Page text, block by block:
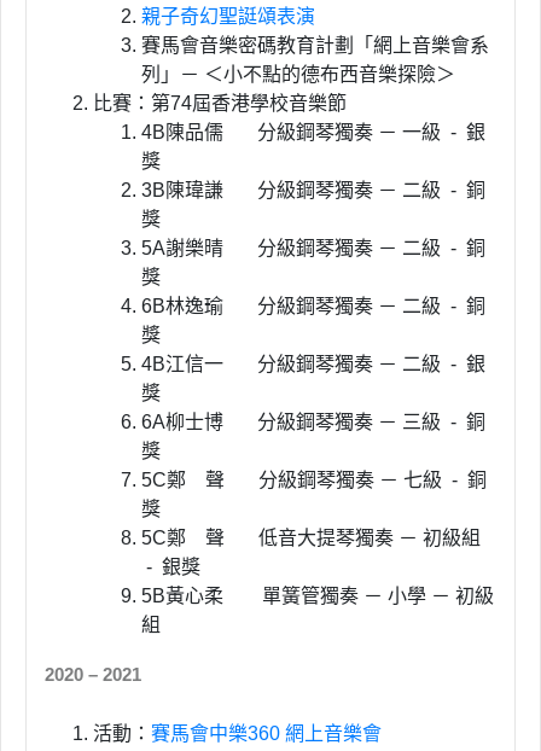
親子奇幻聖誔頌表演
賽馬會音樂密碼教育計劃「網上音樂會系
列」－ ＜小不點的德布西音樂探險＞
比賽：第74屆香港學校音樂節
4B陳品儒 分級鋼琴獨奏 － 一級 - 銀
獎
3B陳瑋謙 分級鋼琴獨奏 － 二級 - 銅
獎
5A謝樂晴 分級鋼琴獨奏 － 二級 - 銅
獎
6B林逸瑜 分級鋼琴獨奏 － 二級 - 銅
獎
4B江信一 分級鋼琴獨奏 － 二級 - 銀
獎
6A柳士博 分級鋼琴獨奏 － 三級 - 銅
獎
5C鄭 聲 分級鋼琴獨奏 － 七級 - 銅
獎
5C鄭 聲 低音大提琴獨奏 － 初級組
- 銀獎
5B黃心柔 單簧管獨奏 － 小學 － 初級
組
2020 – 2021
活動： 賽馬會中樂360 網上音樂會